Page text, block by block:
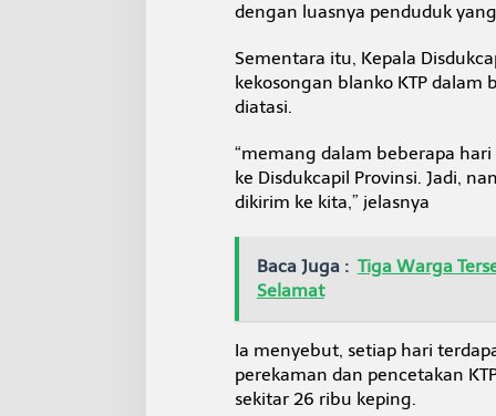
dengan luasnya penduduk
Sementara itu, Kepala
kekosongan blanko KTP
diatasi.
“memang dalam beberapa
ke Disdukcapil Provinsi. Jadi,
dikirim ke kita,” jelasnya
Baca Juga : Tiga Warga
Selamat
Ia menyebut, setiap hari
perekaman dan pencetakan
sekitar 26 ribu keping.